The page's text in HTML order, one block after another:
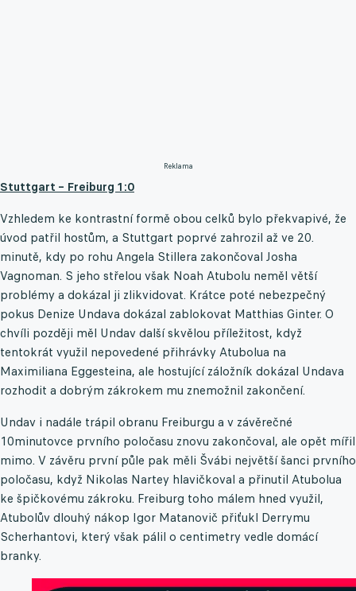
Reklama
Stuttgart – Freiburg 1:0
Vzhledem ke kontrastní formě obou celků bylo překvapivé, že
úvod patřil hostům, a Stuttgart poprvé zahrozil až ve 20.
minutě, kdy po rohu Angela Stillera zakončoval Josha
Vagnoman. S jeho střelou však Noah Atubolu neměl větší
problémy a dokázal ji zlikvidovat. Krátce poté nebezpečný
pokus Denize Undava dokázal zablokovat Matthias Ginter. O
chvíli později měl Undav další skvělou příležitost, když
tentokrát využil nepovedené přihrávky Atubolua na
Maximiliana Eggesteina, ale hostující záložník dokázal Undava
rozhodit a dobrým zákrokem mu znemožnil zakončení.
Undav i nadále trápil obranu Freiburgu a v závěrečné
10minutovce prvního poločasu znovu zakončoval, ale opět mířil
mimo. V závěru první půle pak měli Švábi největší šanci prvního
poločasu, když Nikolas Nartey hlavičkoval a přinutil Atubolua
ke špičkovému zákroku. Freiburg toho málem hned využil,
Atubolův dlouhý nákop Igor Matanovič přiťukl Derrymu
Scherhantovi, který však pálil o centimetry vedle domácí
branky.